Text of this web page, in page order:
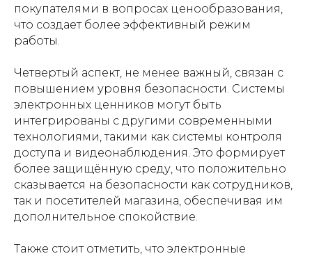
покупателями в вопросах ценообразования,
что создает более эффективный режим
работы.
Четвертый аспект, не менее важный, связан с
повышением уровня безопасности. Системы
электронных ценников могут быть
интегрированы с другими современными
технологиями, такими как системы контроля
доступа и видеонаблюдения. Это формирует
более защищённую среду, что положительно
сказывается на безопасности как сотрудников,
так и посетителей магазина, обеспечивая им
дополнительное спокойствие.
Также стоит отметить, что электронные